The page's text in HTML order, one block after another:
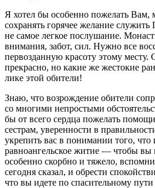
Я хотел бы особенно пожелать Вам,
сохранять горячее желание служить
не самое легкое послушание.
внимания, забот, сил. Нужно все
первозданную красоту этому месту.
прекрасно, но какие же жестокие
лике этой обители!
Знаю, что возрождение обители
со многими непростыми
бы от всего сердца пожелать
сестрам, уверенности в
укрепить вас в понимании того, что
равноангельское житие — чтобы вы
особенно скорбно и тяжело,
сегодня сказал, и обрести
что вы идете по спасительному